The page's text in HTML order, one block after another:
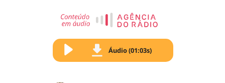
Áudio (01:03s)